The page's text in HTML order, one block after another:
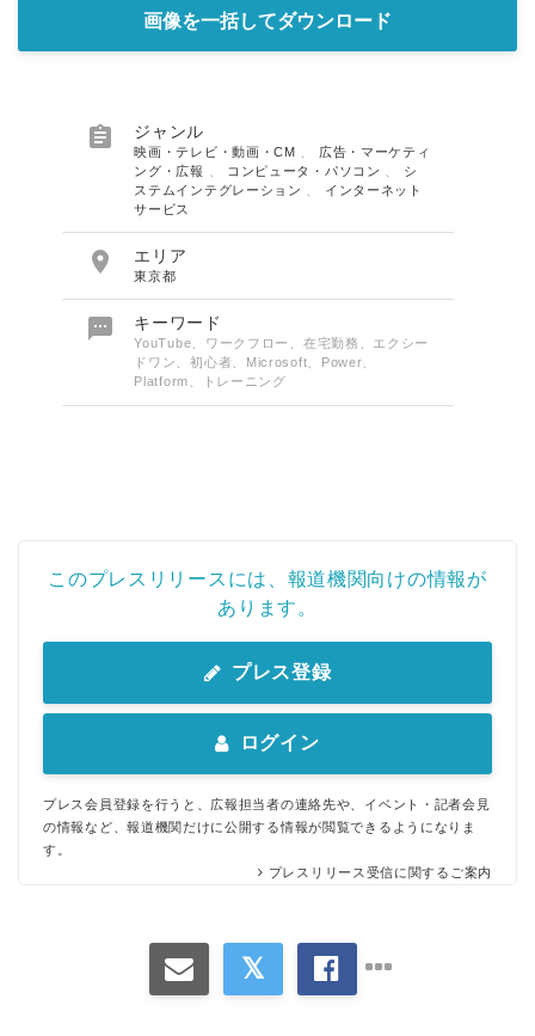
画像を一括してダウンロード
 ジャンル
映画・テレビ・動画・CM
広告・マーケティ
ング・広報
コンピュータ・パソコン
シ
ステムインテグレーション
インターネット
サービス
 エリア
東京都
 キーワード
YouTube、ワークフロー、在宅勤務、エクシー
ドワン、初心者、Microsoft、Power、
Platform、トレーニング
このプレスリリースには、報道機関向けの情報が
あります。
プレス登録
ログイン
プレス会員登録を行うと、広報担当者の連絡先や、イベント・記者会見
の情報など、報道機関だけに公開する情報が閲覧できるようになりま
す。
プレスリリース受信に関するご案内